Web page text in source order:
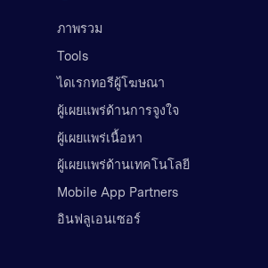
ภาพรวม
Tools
ไดเรกทอรีผู้โฆษณา
ผู้เผยแพร่ด้านการจูงใจ
ผู้เผยแพร่เนื้อหา
ผู้เผยแพร่ด้านเทคโนโลยี
Mobile App Partners
อินฟลูเอนเซอร์